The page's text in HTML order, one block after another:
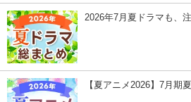
2026年7月夏ドラマも、
【夏アニメ2026】7月期